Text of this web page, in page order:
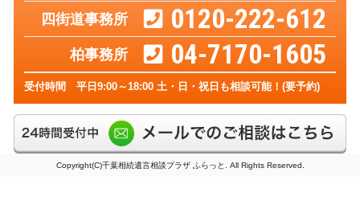
四街道事務所 0120-222-612
柏事務所 04-7170-1605
受付時間 平日9:00～18:00 土・日・祝日も相談可能！(要予約)
Copyright(C)千葉相続遺言相談プラザ ふらっと. All Rights Reserved.